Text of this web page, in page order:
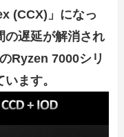
(CCX)」になっ
の遅延が解消され
Ryzen 7000シリ
ます。